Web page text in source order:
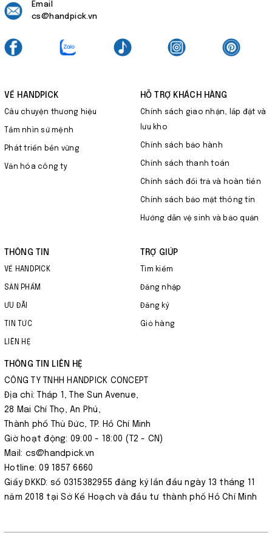
Email
cs@handpick.vn
VỀ HANDPICK
Câu chuyện thương hiệu
Tầm nhìn sứ mệnh
Phát triển bền vững
Văn hóa công ty
HỖ TRỢ KHÁCH HÀNG
Chính sách giao nhận, lắp đặt và
lưu kho
Chính sách bảo hành
Chính sách thanh toán
Chính sách đổi trả và hoàn tiền
Chính sách bảo mật thông tin
Hướng dẫn vệ sinh và bảo quản
THÔNG TIN
VỀ HANDPICK
SẢN PHẨM
ƯU ĐÃI
TIN TỨC
LIÊN HỆ
TRỢ GIÚP
Tìm kiếm
Đăng nhập
Đăng ký
Giỏ hàng
THÔNG TIN LIÊN HỆ
CÔNG TY TNHH HANDPICK CONCEPT
Địa chỉ: Tháp 1, The Sun Avenue,
28 Mai Chí Thọ, An Phú,
Thành phố Thủ Đức, TP. Hồ Chí Minh
Giờ hoạt động: 09:00 - 18:00 (T2 - CN)
Mail: cs@handpick.vn
Hotline: 09 1857 6660
Giấy ĐKKD: số 0315382955 đăng ký lần đầu ngày 13 tháng 11
năm 2018 tại Sở Kế Hoạch và đầu tư thành phố Hồ Chí Minh